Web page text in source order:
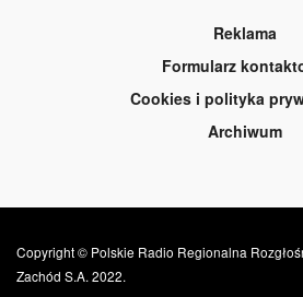
Reklama
Formularz
Cookies i polityka
Archiwum
Copyright © Polskie Radio Regionalna
Zachód S.A. 2022.